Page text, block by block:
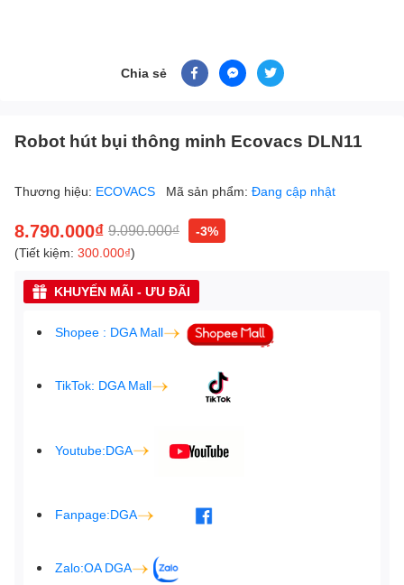
Chia sẻ
Robot hút bụi thông minh Ecovacs DLN11
Thương hiệu: ECOVACS Mã sản phẩm: Đang cập nhật
8.790.000₫ 9.090.000₫
-3%
(Tiết kiệm: 300.000₫)
KHUYẾN MÃI - ƯU ĐÃI
Shopee : DGA Mall
TikTok: DGA Mall
Youtube:DGA
Fanpage:DGA
Zalo:OA DGA